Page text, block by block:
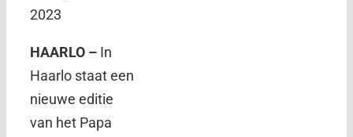
2023
HAARLO – In
Haarlo staat een
nieuwe editie
van het Papa